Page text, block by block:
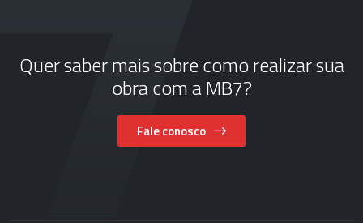
Quer saber mais sobre como realizar sua
obra com a MB7?
Fale conosco